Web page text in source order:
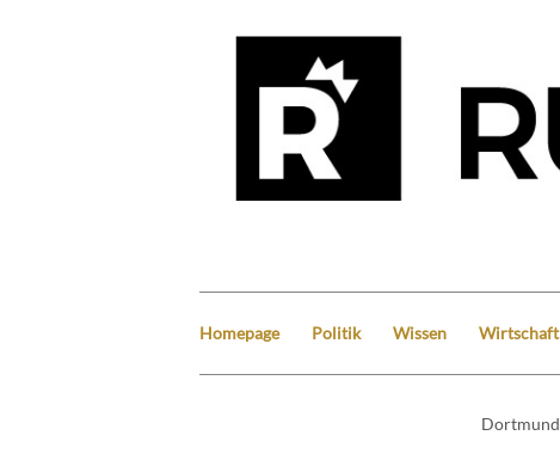
Homepage Politik Wissen Wirtschaft
Dortmund